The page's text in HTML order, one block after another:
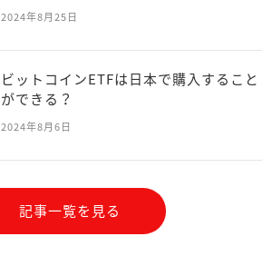
2024年8月25日
ビットコインETFは日本で購入すること
ができる？
2024年8月6日
記事一覧を見る